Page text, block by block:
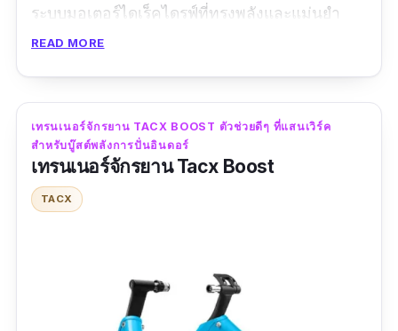
ระบบมอเตอร์ไดเร็คไดรฟ์ที่ทรงพลังและแม่นยำ
พร้อมจำลองพื้นผิวถนนที่หลากหลายและจำลอง
ธรรมชาติมากขึ้น และการเชื่อมต่อที่หลากหลาย
ทำให้การฝึกซ้อมของคุณมีประสิทธิภาพและ
สนุกสนานยิ่งขึ้น
ข้อมูลเฉพาะ
รีวิวจากผู้ใช้จริง:
READ MORE
เทรนเนอร์จักรยาน TACX BOOST ตัวช่วยดีๆ ที่แสนเวิร์ค
สำหรับบู๊สต์พลังการปั่นอินดอร์
เทรนเนอร์จักรยาน Tacx Boost
TACX